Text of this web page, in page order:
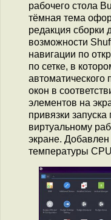
рабочего стола
тёмная тема
редакция сборки
возможности
навигации по
по сетке, в
окон в
элементов на
привязки
виртуальному
экране.
температуры